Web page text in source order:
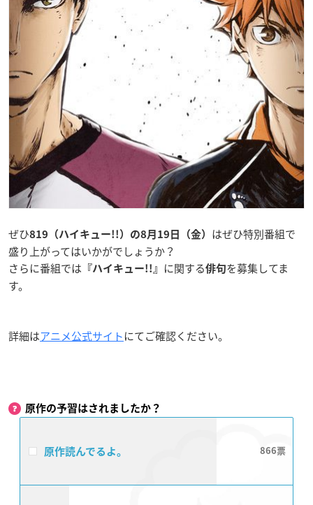
ぜひ819（ハイキュー!!）の8月19日（金） はぜひ特別番組で
盛り上がってはいかがでしょうか？
さらに番組では 『ハイキュー!!』 に関する俳句を募集してま
す。
詳細はアニメ公式サイトにてご確認ください。
原作の予習はされましたか？
原作読んでるよ。 866